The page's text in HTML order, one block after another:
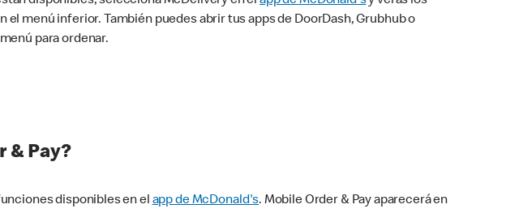
menú inferior. También puedes abrir tus apps de DoorDash, Grubhub o
para ordenar.
& Pay?
disponibles en elapp de McDonald's. Mobile Order & Pay aparecerá en